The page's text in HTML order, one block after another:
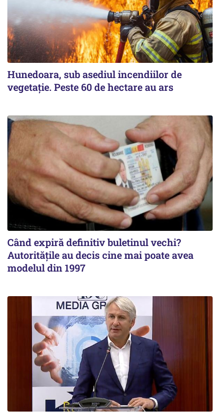
Hunedoara, sub asediul incendiilor de
vegetație. Peste 60 de hectare au ars
Când expiră definitiv buletinul vechi?
Autoritățile au decis cine mai poate avea
modelul din 1997